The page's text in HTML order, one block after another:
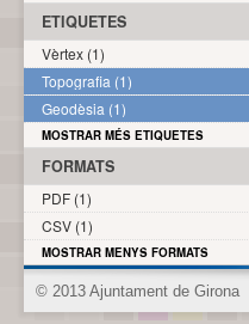
ETIQUETES
Vèrtex (1)
Topografia (1)
Geodèsia (1)
MOSTRAR MÉS ETIQUETES
FORMATS
PDF (1)
CSV (1)
MOSTRAR MENYS FORMATS
© 2013 Ajuntament de Girona